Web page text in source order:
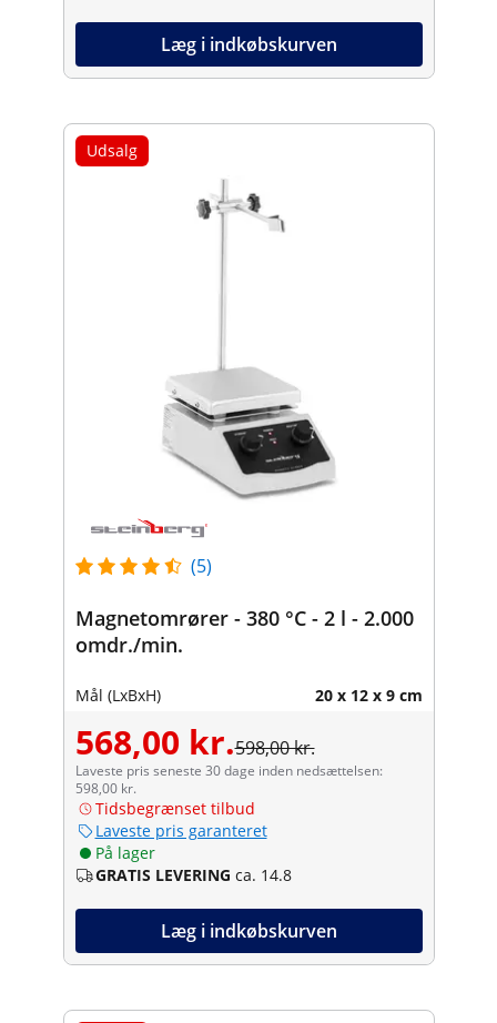
Læg i indkøbskurven
Udsalg
(5)
Magnetomrører - 380 °C - 2 l - 2.000
omdr./min.
Mål (LxBxH) 20 x 12 x 9 cm
568,00 kr.598,00 kr.
Laveste pris seneste 30 dage inden nedsættelsen:
598,00 kr.
Tidsbegrænset tilbud
Laveste pris garanteret
På lager
GRATIS LEVERING ca. 14.8
Læg i indkøbskurven